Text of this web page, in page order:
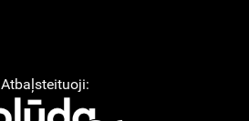
Atbaļsteituoji: